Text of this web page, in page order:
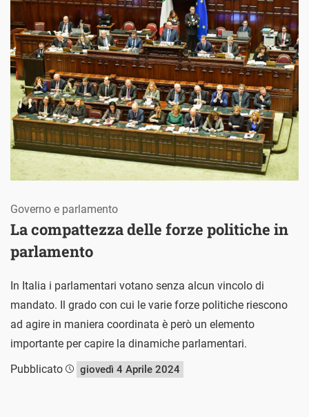
La compattezza delle forze politiche in
parlamento
Governo e parlamento
In Italia i parlamentari votano senza alcun vincolo di
mandato. Il grado con cui le varie forze politiche riescono
ad agire in maniera coordinata è però un elemento
importante per capire la dinamiche parlamentari.
Pubblicato
giovedì 4 Aprile 2024